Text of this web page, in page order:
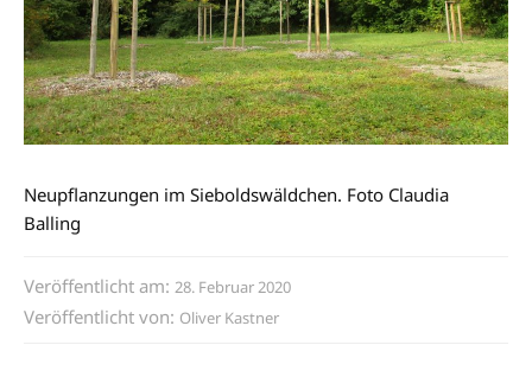
Neupflanzungen im Sieboldswäldchen. Foto Claudia
Balling
Veröffentlicht am: 28. Februar 2020
Veröffentlicht von: Oliver Kastner